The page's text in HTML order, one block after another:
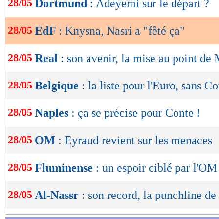
de
OK
28/05 Dortmund : Adeyemi sur le départ ?
28/05 EdF : Knysna, Nasri a "fêté ça"
28/05 Real : son avenir, la mise au point de
28/05 Belgique : la liste pour l'Euro, sans
28/05 Naples : ça se précise pour Conte !
28/05 OM : Eyraud revient sur les menaces
28/05 Fluminense : un espoir ciblé par
28/05 Al-Nassr : son record, la punchline